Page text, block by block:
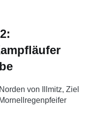
von Illmitz, Ziel